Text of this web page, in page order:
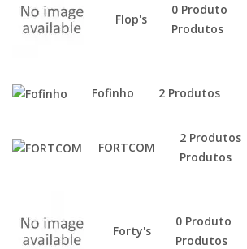
Flop's
0 Produto
Produtos
Fofinho 2 Produtos
FORTCOM
2 Produtos
Produtos
Forty's
0 Produto
Produtos